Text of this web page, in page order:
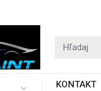
KONTAKT